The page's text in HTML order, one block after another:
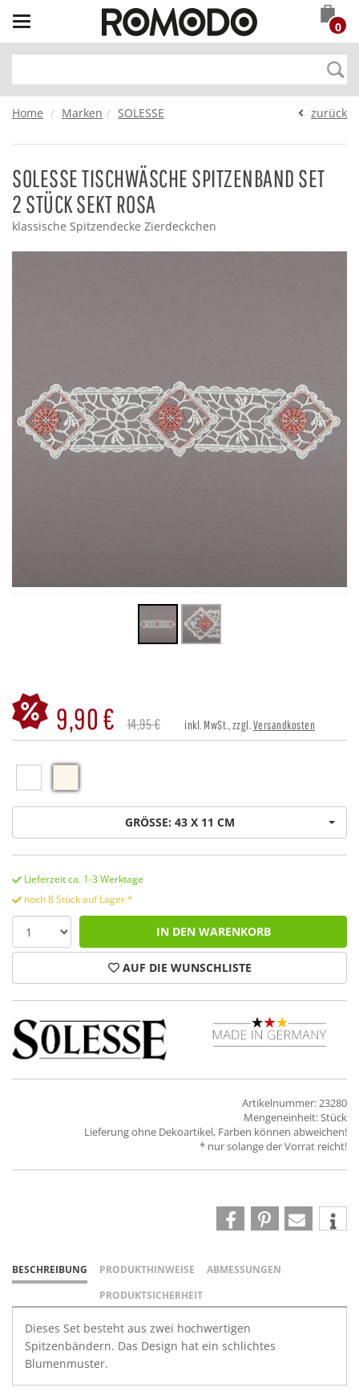
Toggle
navigation
0
Home Marken SOLESSE zurück
SOLESSE TISCHWÄSCHE SPITZENBAND SET
2 STÜCK SEKT ROSA
klassische Spitzendecke Zierdeckchen
9,90 € 14,95 € inkl. MwSt., zzgl.Versandkosten
GRÖSSE: 43 X 11 CM
Lieferzeit ca. 1-3 Werktage
noch 8 Stück auf Lager *
IN DEN WARENKORB
AUF DIE WUNSCHLISTE
Artikelnummer: 23280
Mengeneinheit: Stück
Lieferung ohne Dekoartikel, Farben können abweichen!
* nur solange der Vorrat reicht!
BESCHREIBUNG PRODUKTHINWEISE
ABMESSUNGEN
PRODUKTSICHERHEIT
Dieses Set besteht aus zwei hochwertigen
Spitzenbändern. Das Design hat ein schlichtes
Blumenmuster.